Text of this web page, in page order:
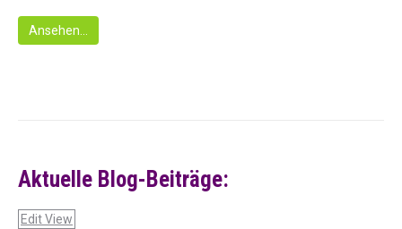
Ansehen...
Aktuelle Blog-Beiträge:
Edit View